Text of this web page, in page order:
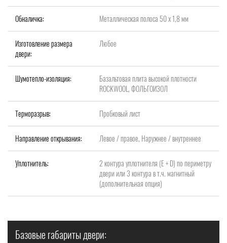
Обналичка: Металлическая полоса 50 х 1,8 мм
Изготовление размера
двери:
Любое
Шумотепло-изоляция:
Базальтовая плита высокой плотности
ROCKWOOL, ФОЛЬГОИЗОЛ
Терморазрыв: Пробковый лист
Направление открывания: Левое / правое, Наружнее / внутреннее
Уплотнитель:
2 контура уплотнителя (Е + D) по периметру
двери или 3 контура в т.ч. магнитный
(дополнительная опция)
Базовые габариты двери: